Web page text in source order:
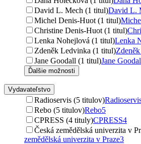
David L. Mech (1 titul)David L.
Michel Denis-Huot (1 titul)
Christine Denis-Huot (1 titul)
Lenka Nohejlová (1 titul)Lenka
Zdeněk Ledvinka (1 titul)
Jane Goodall (1 titul)Jane
Ďalšie možnosti
Vydavateľstvo
Radioservis (5 titulov)
Rebo (5 titulov)Rebo5
CPRESS (4 tituly)CPRESS4
Česká zemědělská univerzita v
zemědělská univerzita v Praze3